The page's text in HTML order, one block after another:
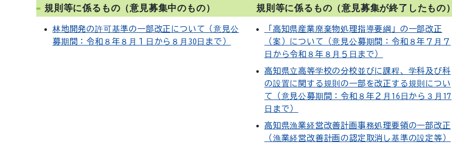
規則等に係るもの（意見募集中のもの）
林地開発の許可基準の一部改正について（意見公
募期間：令和８年８月１日から８月30日まで）
規則等に係るもの（意見募集が終了したもの
「高知県産業廃棄物処理指導要綱」の一部改正
（案）について（意見公募期間：令和８年７月７
日から令和８年８月５日まで）
高知県立高等学校の分校並びに課程、学科及び科
の設置に関する規則の一部を改正する規則につい
て（意見公募期間：令和８年２月16日から３月17
日まで）
高知県漁業経営改善計画事務処理要領の一部改正
（漁業経営改善計画の認定取消し基準の設定等）